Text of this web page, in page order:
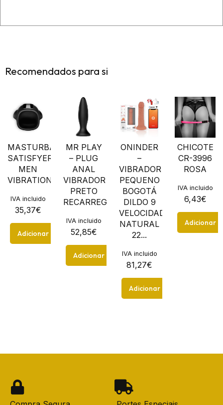
Recomendados para si
MASTURBADOR
SATISFYER
MEN
VIBRATION
35,37€
IVA incluido
Adicionar
MR PLAY
– PLUG
ANAL
VIBRADOR
PRETO
RECARREGVEL
52,85€
IVA incluido
Adicionar
ONINDER
–
VIBRADOR
PEQUENO
BOGOTÁ
DILDO 9
VELOCIDADES
NATURAL
22...
81,27€
IVA incluido
Adicionar
CHICOTE
CR-3996
ROSA
6,43€
IVA incluido
Adicionar